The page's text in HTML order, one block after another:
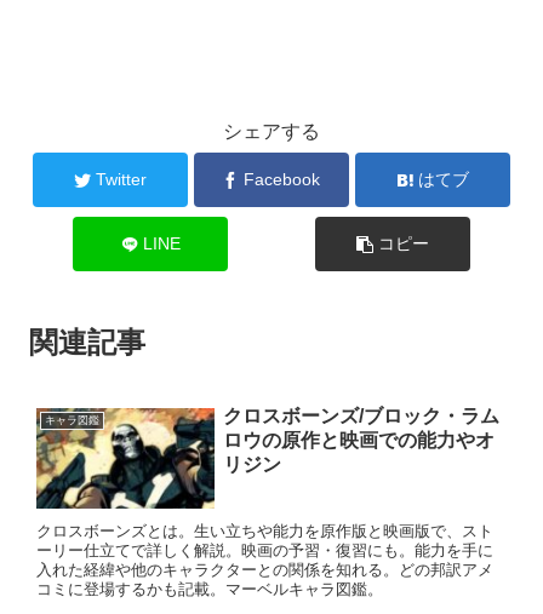
シェアする
Twitter Facebook はてブ
LINE コピー
関連記事
キャラ図鑑
クロスボーンズ/ブロック・ラム
ロウの原作と映画での能力やオ
リジン
クロスボーンズとは。生い立ちや能力を原作版と映画版で、スト
ーリー仕立てで詳しく解説。映画の予習・復習にも。能力を手に
入れた経緯や他のキャラクターとの関係を知れる。どの邦訳アメ
コミに登場するかも記載。マーベルキャラ図鑑。